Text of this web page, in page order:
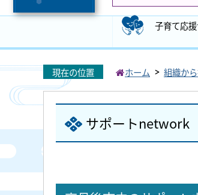
子育て応
現在の位置 ホーム 組織か
サポートnetwork